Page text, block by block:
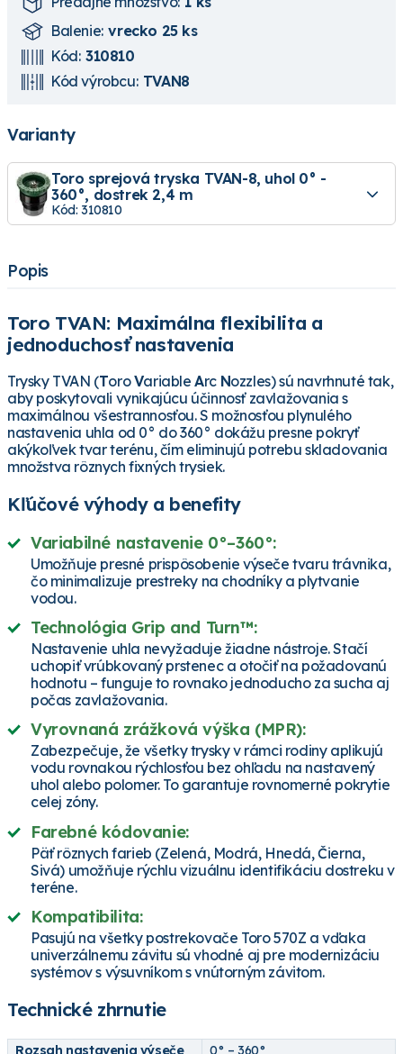
Balenie: vrecko 25 ks
Kód: 310810
Kód výrobcu: TVAN8
Varianty
Toro sprejová tryska TVAN-8, uhol 0° -
360°, dostrek 2,4 m
Kód: 310810
Popis
Toro TVAN: Maximálna flexibilita a
jednoduchosť nastavenia
Trysky TVAN (ToroVariableArc Nozzles) sú navrhnuté tak,
aby poskytovali vynikajúcu účinnosť zavlažovania s
maximálnou všestrannosťou. S možnosťou plynulého
nastavenia uhla od 0° do 360° dokážu presne pokryť
akýkoľvek tvar terénu, čím eliminujú potrebu skladovania
množstva rôznych fixných trysiek.
Kľúčové výhody a benefity
Variabilné nastavenie 0°–360°:
Umožňuje presné prispôsobenie výseče tvaru trávnika,
čo minimalizuje prestreky na chodníky a plytvanie
vodou.
Technológia Grip and Turn™:
Nastavenie uhla nevyžaduje žiadne nástroje. Stačí
uchopiť vrúbkovaný prstenec a otočiť na požadovanú
hodnotu – funguje to rovnako jednoducho za sucha aj
počas zavlažovania.
Vyrovnaná zrážková výška (MPR):
Zabezpečuje, že všetky trysky v rámci rodiny aplikujú
vodu rovnakou rýchlosťou bez ohľadu na nastavený
uhol alebo polomer. To garantuje rovnomerné pokrytie
celej zóny.
Farebné kódovanie:
Päť rôznych farieb (Zelená, Modrá, Hnedá, Čierna,
Sivá) umožňuje rýchlu vizuálnu identifikáciu dostreku v
teréne.
Kompatibilita:
Pasujú na všetky postrekovače Toro 570Z a vďaka
univerzálnemu závitu sú vhodné aj pre modernizáciu
systémov s výsuvníkom s vnútorným závitom.
Technické zhrnutie
Rozsah nastavenia výseče 0° – 360°